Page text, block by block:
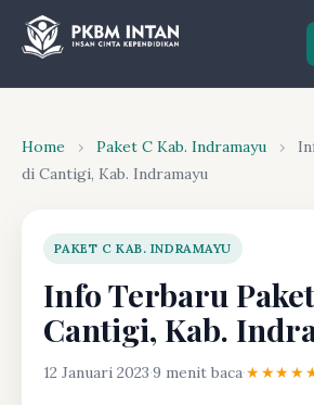
Home › Paket C Kab. Indramayu ›
di Cantigi, Kab. Indramayu
PAKET C KAB. INDRAMAYU
Info Terbaru
Cantigi, Kab.
12 Januari 2023·9 menit baca·